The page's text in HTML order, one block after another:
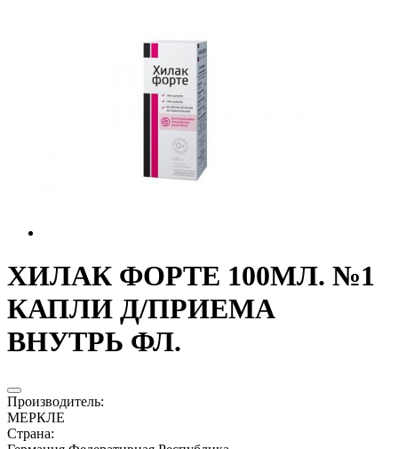
ХИЛАК ФОРТЕ 100МЛ. №1
КАПЛИ Д/ПРИЕМА
ВНУТРЬ ФЛ.
Производитель:
МЕРКЛЕ
Страна: